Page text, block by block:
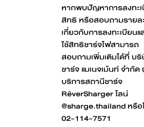
หากพบปัญหาการลงทะเ
สิทธิ หรือสอบถามรายล
เกี่ยวกับการลงทะเบียนแ
ใช้สิทธิชาร์จไฟสามารถ
สอบถามเพิ่มเติมได้ที่ บ
ชาร์จ แมเนจเม้นท์ จํากัด
บริการสถานีชาร์จ
RêverSharger ไลน์
@sharge.thailand หรือ
02-114-7571